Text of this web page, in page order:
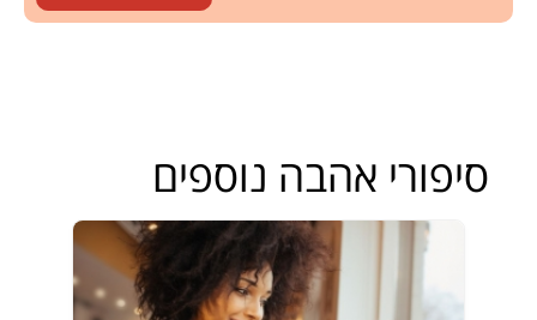
סיפורי אהבה נוספים